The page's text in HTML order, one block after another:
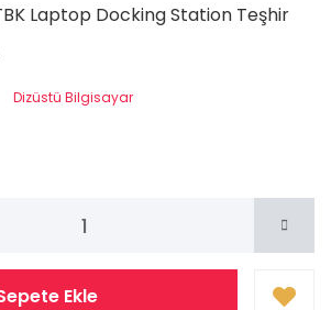
Laptop Docking Station Teşhir
Dizüstü Bilgisayar
Ekle